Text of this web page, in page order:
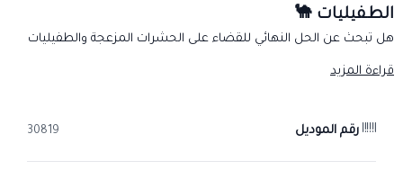
الطفيليات 🐪
هل تبحث عن الحل النهائي للقضاء على الحشرات المزعجة والطفيليات
الخارجية؟ Vime-ECTO Spray
المزعج 🪰.
قراءة المزيد
رقم الموديل 30819